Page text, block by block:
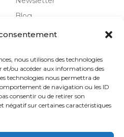
nous utilisons des technologies
et/ou accéder aux informations des
technologies nous permettra de
de navigation ou les ID
consentir ou de retirer son
négatif sur certaines caractéristiques
Blog
Actualité